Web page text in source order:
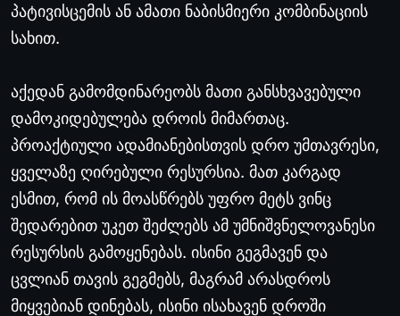
პატივისცემის ან ამათი ნაბისმიერი კომბინაციის
სახით.
აქედან გამომდინარეობს მათი განსხვავებული
დამოკიდებულება დროის მიმართაც.
პროაქტიული ადამიანებისთვის დრო უმთავრესი,
ყველაზე ღირებული რესურსია. მათ კარგად
ესმით, რომ ის მოასწრებს უფრო მეტს ვინც
შედარებით უკეთ შეძლებს ამ უმნიშვნელოვანესი
რესურსის გამოყენებას. ისინი გეგმავენ და
ცვლიან თავის გეგმებს, მაგრამ არასდროს
მიყვებიან დინებას, ისინი ისახავენ დროში